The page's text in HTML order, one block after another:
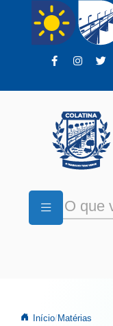
Pular para o conteúdo
Início Matérias